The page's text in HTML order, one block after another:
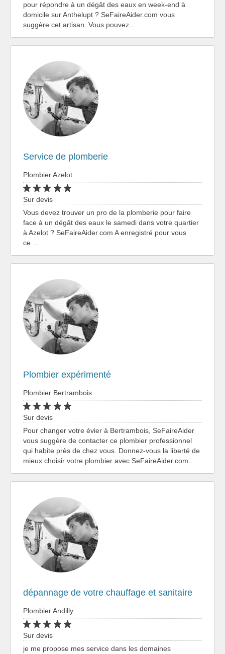
pour répondre à un dégât des eaux en week-end à
domicile sur Anthelupt ? SeFaireAider.com vous
suggère cet artisan. Vous pouvez…
Service de plomberie
Plombier Azelot
Sur devis
Vous devez trouver un pro de la plomberie pour faire
face à un dégât des eaux le samedi dans votre quartier
à Azelot ? SeFaireAider.com A enregistré pour vous
ce…
Plombier expérimenté
Plombier Bertrambois
Sur devis
Pour changer votre évier à Bertrambois, SeFaireAider
vous suggère de contacter ce plombier professionnel
qui habite près de chez vous. Donnez-vous la liberté de
mieux choisir votre plombier avec SeFaireAider.com…
dépannage de votre chauffage et sanitaire
Plombier Andilly
Sur devis
je me propose mes service dans les domaines